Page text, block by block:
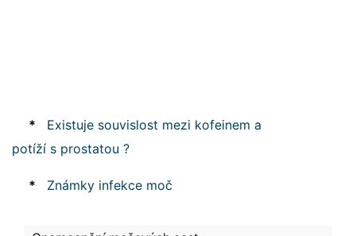
*
Existuje souvislost mezi kofeinem a
potíží s prostatou ?
* Známky infekce moč